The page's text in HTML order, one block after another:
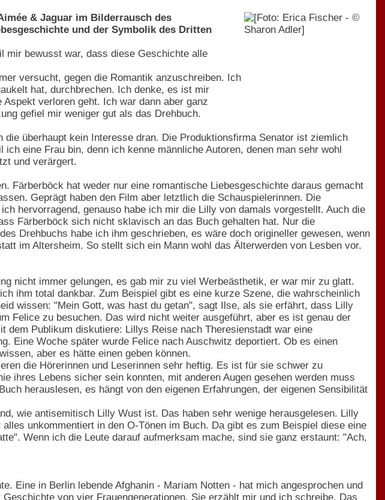
& Jaguar im Bilderrausch des
und der Symbolik des Dritten
mir bewusst war, dass diese Geschichte alle
versucht, gegen die Romantik anzuschreiben. Ich
hat, durchbrechen. Ich denke, es ist mir
verloren geht. Ich war dann aber ganz
gefiel mir weniger gut als das Drehbuch.
überhaupt kein Interesse dran. Die Produktionsfirma Senator ist ziemlich
eine Frau bin, denn ich kenne männliche Autoren, denen man sehr wohl
und verärgert.
Färberböck hat weder nur eine romantische Liebesgeschichte daraus gemacht
Geprägt haben den Film aber letztlich die Schauspielerinnen. Die
hervorragend, genauso habe ich mir die Lilly von damals vorgestellt. Auch die
Färberböck sich nicht sklavisch an das Buch gehalten hat. Nur die
Drehbuchs habe ich ihm geschrieben, es wäre doch origineller gewesen, wenn
im Altersheim. So stellt sich ein Mann wohl das Älterwerden von Lesben vor.
nicht immer gelungen, es gab mir zu viel Werbeästhetik, er war mir zu glatt.
ihm total dankbar. Zum Beispiel gibt es eine kurze Szene, die wahrscheinlich
wissen: "Mein Gott, was hast du getan", sagt Ilse, als sie erfährt, dass Lilly
Felice zu besuchen. Das wird nicht weiter ausgeführt, aber es ist genau der
dem Publikum diskutiere: Lillys Reise nach Theresienstadt war eine
Eine Woche später wurde Felice nach Auschwitz deportiert. Ob es einen
aber es hätte einen geben können.
die Hörerinnen und Leserinnen sehr heftig. Es ist für sie schwer zu
ihres Lebens sicher sein konnten, mit anderen Augen gesehen werden muss
herauslesen, es hängt von den eigenen Erfahrungen, der eigenen Sensibilität
wie antisemitisch Lilly Wust ist. Das haben sehr wenige herausgelesen. Lilly
unkommentiert in den O-Tönen im Buch. Da gibt es zum Beispiel diese eine
Wenn ich die Leute darauf aufmerksam mache, sind sie ganz erstaunt: "Ach,
Eine in Berlin lebende Afghanin - Mariam Notten - hat mich angesprochen und
von vier Frauengenerationen. Sie erzählt mir und ich schreibe. Das